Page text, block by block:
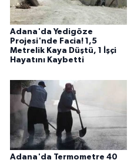
Adana'da Yedigöze
Projesi'nde Facia! 1,5
Metrelik Kaya Düştü, 1 İşçi
Hayatını Kaybetti
Adana'da Termometre 40